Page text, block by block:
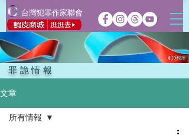
台灣犯罪作家聯會
罪詭情報
文章
所有情報